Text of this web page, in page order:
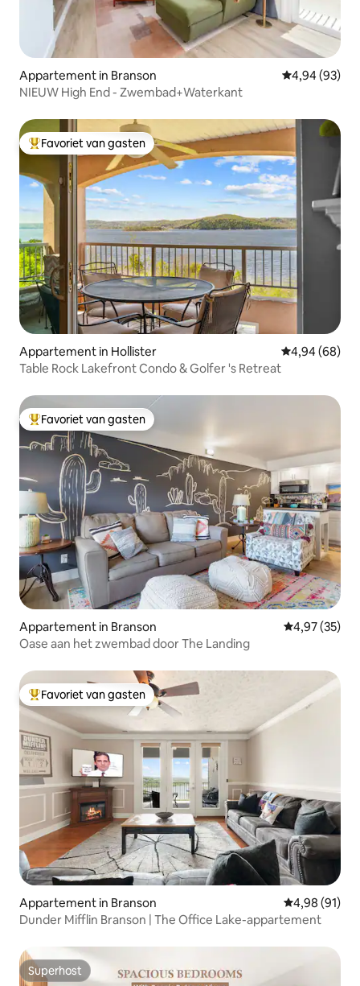
Appartement in Branson Gemiddelde
4,94 (93)
NIEUW High End - Zwembad+Waterkant
Topfavoriet van gasten
Favoriet van gasten
Appartement in Hollister Gemiddelde
4,94 (68)
Table Rock Lakefront Condo & Golfer 's Retreat
Topfavoriet van gasten
Favoriet van gasten
Appartement in Branson Gemiddelde
4,97 (35)
Oase aan het zwembad door The Landing
Topfavoriet van gasten
Favoriet van gasten
Appartement in Branson Gemiddelde
4,98 (91)
Dunder Mifflin Branson | The Office Lake-appartement
Superhost
Superhost